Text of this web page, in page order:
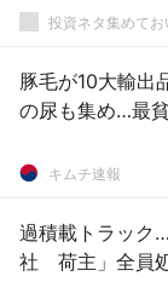
投資ネタ集めてお
豚毛が10大輸
の尿も集め…最
キムチ速報
過積載トラック
社 荷主」全員